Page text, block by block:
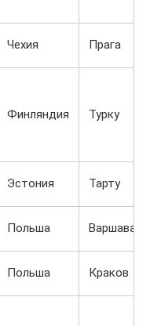
Чехия Прага
Финляндия Турку
Эстония Тарту
Польша Варшава
Польша Краков